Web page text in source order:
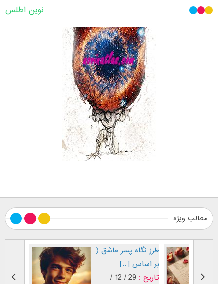
نوین اطلس
مطالب ویژه
تاریخ :
طرز نگاه پسر عاشق (
بر اساس [...]
تاریخ :
29 / 12 /